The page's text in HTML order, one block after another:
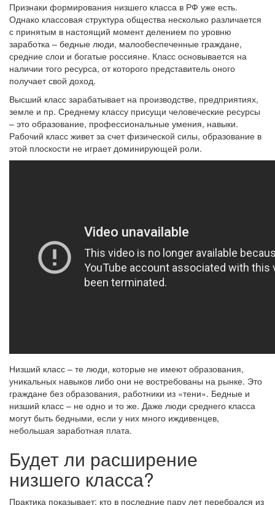
Признаки формирования низшего класса в РФ уже есть.
Однако классовая структура общества несколько различается
с принятым в настоящий момент делением по уровню
заработка – бедные люди, малообеспеченные граждане,
средние слои и богатые россияне. Класс основывается на
наличии того ресурса, от которого представитель оного
получает свой доход.
Высший класс зарабатывает на производстве, предприятиях,
земле и пр. Среднему классу присущи человеческие ресурсы
– это образование, профессиональные умения, навыки.
Рабочий класс живет за счет физической силы, образование в
этой плоскости не играет доминирующей роли.
Низший класс – те люди, которые не имеют образования,
уникальных навыков либо они не востребованы на рынке. Это
граждане без образования, работники из «тени». Бедные и
низший класс – не одно и то же. Даже люди среднего класса
могут быть бедными, если у них много иждивенцев,
небольшая заработная плата.
Будет ли расширение
низшего класса?
Практика показывает: кто в последние пару лет перебрался из